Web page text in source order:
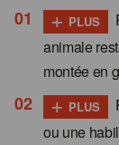
+ PLUS
animale
montée en
+ PLUS
ou une